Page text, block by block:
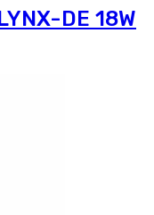
DE 18W